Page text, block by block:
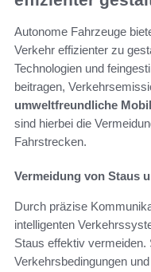
Autonome Fahrzeuge
Verkehr effizienter zu
Technologien und
beitragen,
umweltfreundliche
sind hierbei die
Fahrstrecken.
Vermeidung von Staus
Durch präzise
intelligenten
Staus effektiv vermeiden.
Verkehrsbedingungen